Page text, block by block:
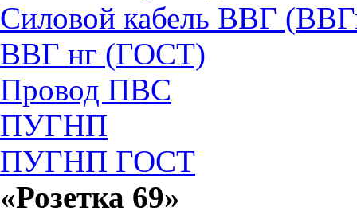
Силовой кабель ВВГ
ВВГ нг (ГОСТ)
Провод ПВС
ПУГНП
ПУГНП ГОСТ
«Розетка 69»